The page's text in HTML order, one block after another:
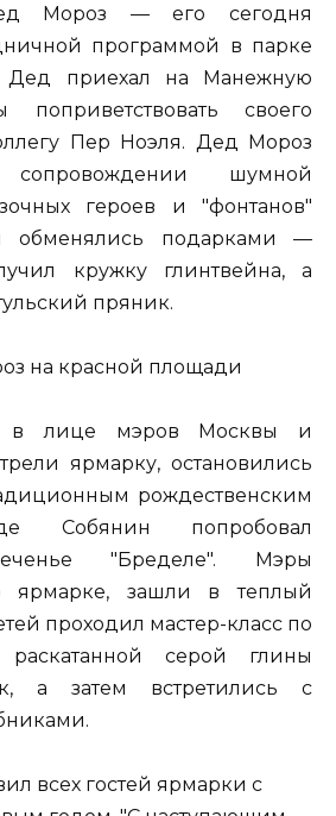
Мороз — его сегодня
программой в парке
Дед приехал на Манежную
поприветствовать своего
Пер Ноэля. Дед Мороз
шумной
героев и "фонтанов"
обменялись подарками —
кружку глинтвейна, а
пряник.
в лице мэров Москвы и
ярмарку, остановились
рождественским
Собянин попробовал
"Бределе". Мэры
ярмарке, зашли в теплый
проходил мастер-класс по
серой глины
а затем встретились с
всех гостей ярмарки с